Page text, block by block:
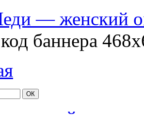
баннера